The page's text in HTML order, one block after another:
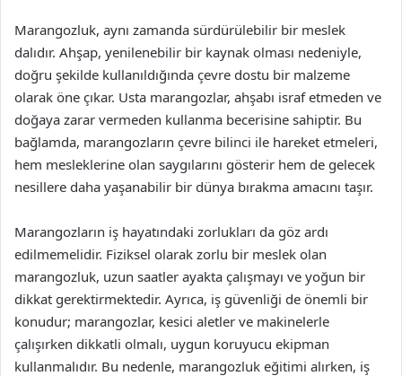
Marangozluk, aynı zamanda sürdürülebilir bir meslek
dalıdır. Ahşap, yenilenebilir bir kaynak olması nedeniyle,
doğru şekilde kullanıldığında çevre dostu bir malzeme
olarak öne çıkar. Usta marangozlar, ahşabı israf etmeden ve
doğaya zarar vermeden kullanma becerisine sahiptir. Bu
bağlamda, marangozların çevre bilinci ile hareket etmeleri,
hem mesleklerine olan saygılarını gösterir hem de gelecek
nesillere daha yaşanabilir bir dünya bırakma amacını taşır.
Marangozların iş hayatındaki zorlukları da göz ardı
edilmemelidir. Fiziksel olarak zorlu bir meslek olan
marangozluk, uzun saatler ayakta çalışmayı ve yoğun bir
dikkat gerektirmektedir. Ayrıca, iş güvenliği de önemli bir
konudur; marangozlar, kesici aletler ve makinelerle
çalışırken dikkatli olmalı, uygun koruyucu ekipman
kullanmalıdır. Bu nedenle, marangozluk eğitimi alırken, iş